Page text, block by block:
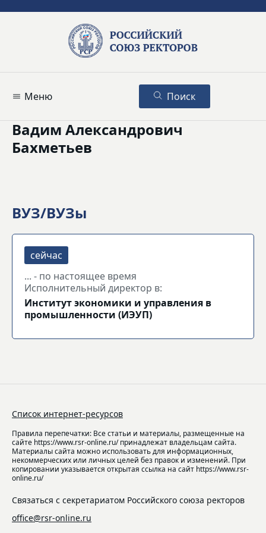
Меню Поиск
Вадим Александрович
Бахметьев
ВУЗ/ВУЗы
... - по настоящее время
Исполнительный директор в:
Институт экономики и управления в
промышленности (ИЭУП)
Список интернет-ресурсов
Правила перепечатки: Все статьи и материалы, размещенные на
сайте https://www.rsr-online.ru/ принадлежат владельцам сайта.
Материалы сайта можно использовать для информационных,
некоммерческих или личных целей без правок и изменений. При
копировании указывается открытая ссылка на сайт https://www.rsr-
online.ru/
Связаться с секретариатом Российского союза ректоров
office@rsr-online.ru